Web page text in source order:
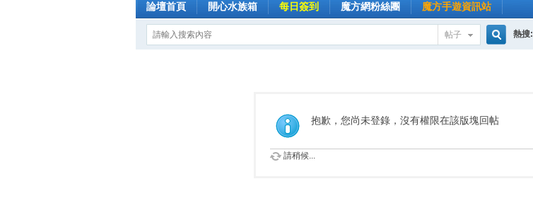
論壇首頁 開心水族箱 每日簽到 魔方網粉絲團 魔方手遊資訊站
帖子
索
熱搜:
抱歉，您尚未登錄，沒有權限在該版塊回帖
請稍候...